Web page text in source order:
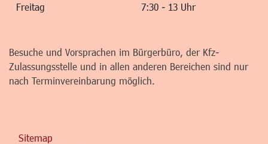
Freitag 7:30 - 13 Uhr
Besuche und Vorsprachen im Bürgerbüro, der Kfz-
Zulassungsstelle und in allen anderen Bereichen sind nur
nach Terminvereinbarung möglich.
Sitemap